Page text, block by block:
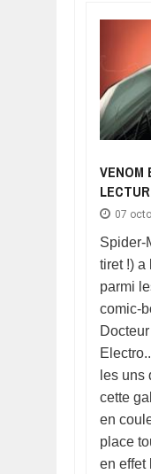
VENOM
07
Spider-
tiret !) a
parmi
comic-
les uns
cette
en
place
en effet